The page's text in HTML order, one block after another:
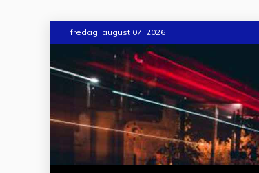
to
content
fredag, august 07, 2026